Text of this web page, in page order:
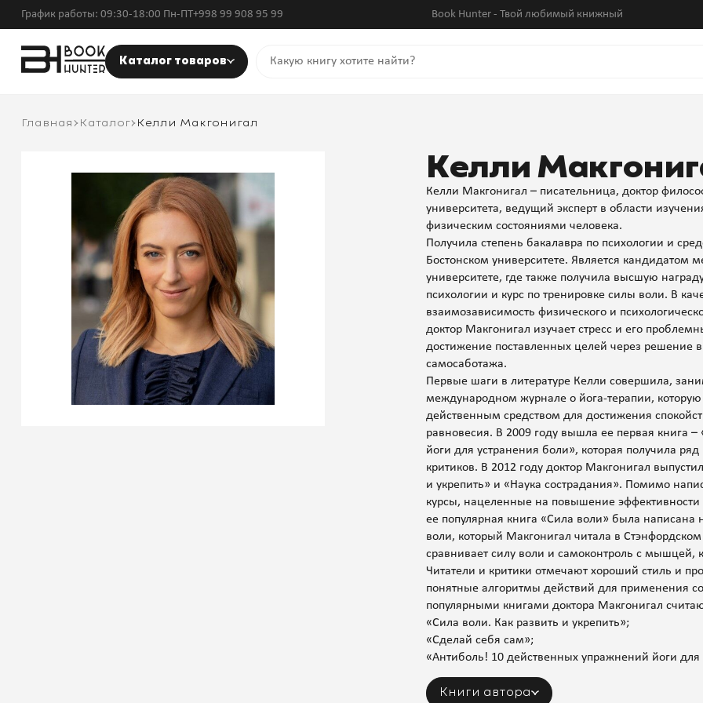
График работы: 09:30-18:00 Пн-ПТ+998 99 908 95 99 Book Hunter - Твой любимый книжный
Каталог товаров
Главная Каталог Келли Макгонигал
Келли
Келли Макгонигал – писательница, доктор
университета, ведущий эксперт в области
физическим состояниями человека.
Получила степень бакалавра по психологии и
Бостонском университете. Является кандидатом
университете, где также получила высшую
психологии и курс по тренировке силы воли. В
взаимозависимость физического и
доктор Макгонигал изучает стресс и его
достижение поставленных целей через решение
самосаботажа.
Первые шаги в литературе Келли совершила,
международном журнале о йога-терапии,
действенным средством для достижения
равновесия. В 2009 году вышла ее первая книга
йоги для устранения боли», которая получила
критиков. В 2012 году доктор Макгонигал
и укрепить» и «Наука сострадания». Помимо
курсы, нацеленные на повышение
ее популярная книга «Сила воли» была написана
воли, который Макгонигал читала в
сравнивает силу воли и самоконтроль с мышцей,
Читатели и критики отмечают хороший стиль и
понятные алгоритмы действий для применения
популярными книгами доктора Макгонигал
«Сила воли. Как развить и укрепить»;
«Сделай себя сам»;
«Антиболь! 10 действенных упражнений йоги для
Книги автора